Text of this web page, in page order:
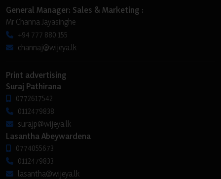
General Manager: Sales & Marketing :
Mr Channa Jayasinghe
+94 777 880 155
channaj@wijeya.lk
Print advertising
Suraj Pathirana
0772617542
0112479838
surajp@wijeya.lk
Lasantha Abeywardena
0774055673
0112479833
lasantha@wijeya.lk